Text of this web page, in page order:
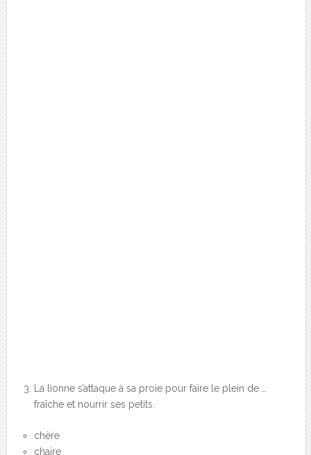
La lionne s’attaque à sa proie pour faire le plein de …
fraîche et nourrir ses petits.
chère
chaire